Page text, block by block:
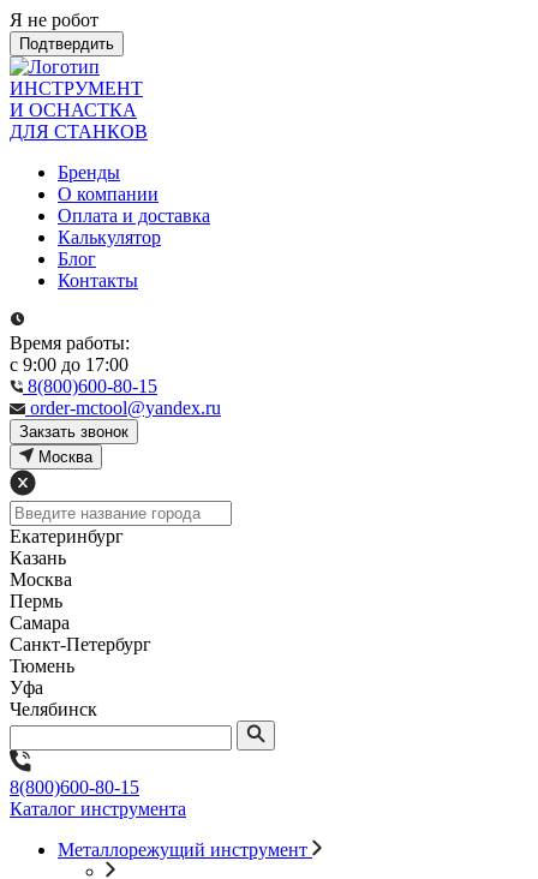
Я не робот
Подтвердить
ИНСТРУМЕНТ
И ОСНАСТКА
ДЛЯ СТАНКОВ
Бренды
О компании
Оплата и доставка
Калькулятор
Блог
Контакты
Время работы:
с 9:00 до 17:00
8(800)600-80-15
order-mctool@yandex.ru
Закзать звонок
Москва
Екатеринбург
Казань
Москва
Пермь
Самара
Санкт-Петербург
Тюмень
Уфа
Челябинск
8(800)600-80-15
Каталог инструмента
Металлорежущий инструмент